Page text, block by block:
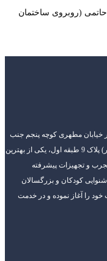
(روبروی ساختمان
خیابان مطهری کوچه پنجم جنب
داروخانه دکتر حاتمی (روبروی ساختمان پزشکان پاستور) پلاک 9 طبقه اول، یکی از بهترین
و تجهیزات پیشرفته
کودکان و بزرگسالان
وزوزگوش از سال 1389 فعالیت خود را آغاز نموده و در خدمت